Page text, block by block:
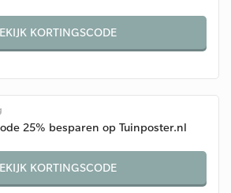
KORTINGSCODE
25% besparen op Tuinposter.nl
KORTINGSCODE